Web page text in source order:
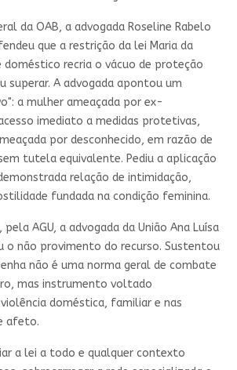
da OAB, a advogada Roseline Rabelo
que a restrição da lei Maria da
doméstico recria o vácuo de proteção
superar. A advogada apontou um
a mulher ameaçada por ex-
imediato a medidas protetivas,
por desconhecido, em razão de
tutela equivalente. Pediu a aplicação
relação de intimidação,
fundada na condição feminina.
AGU, a advogada da União Ana Luísa
o não provimento do recurso. Sustentou
não é uma norma geral de combate
mas instrumento voltado
doméstica, familiar e nas
afeto.
a lei a todo e qualquer contexto